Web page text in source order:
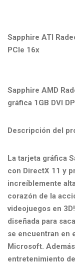
Sapphire ATI
PCIe 16x
Sapphire AMD
gráfica 1GB DVI
Descripción del
La tarjeta gráfica
con DirectX 11 y
increíblemente
corazón de la
videojuegos en
diseñada para
se encuentran en
Microsoft.
entretenimiento